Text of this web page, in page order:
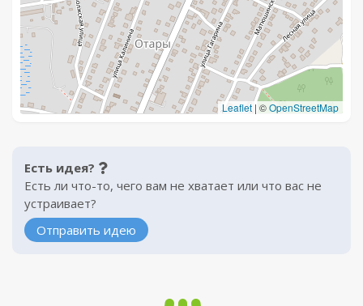
Leaflet | ©OpenStreetMap
Есть идея?
Есть ли что-то, чего вам не хватает или что вас не
устраивает?
Отправить идею